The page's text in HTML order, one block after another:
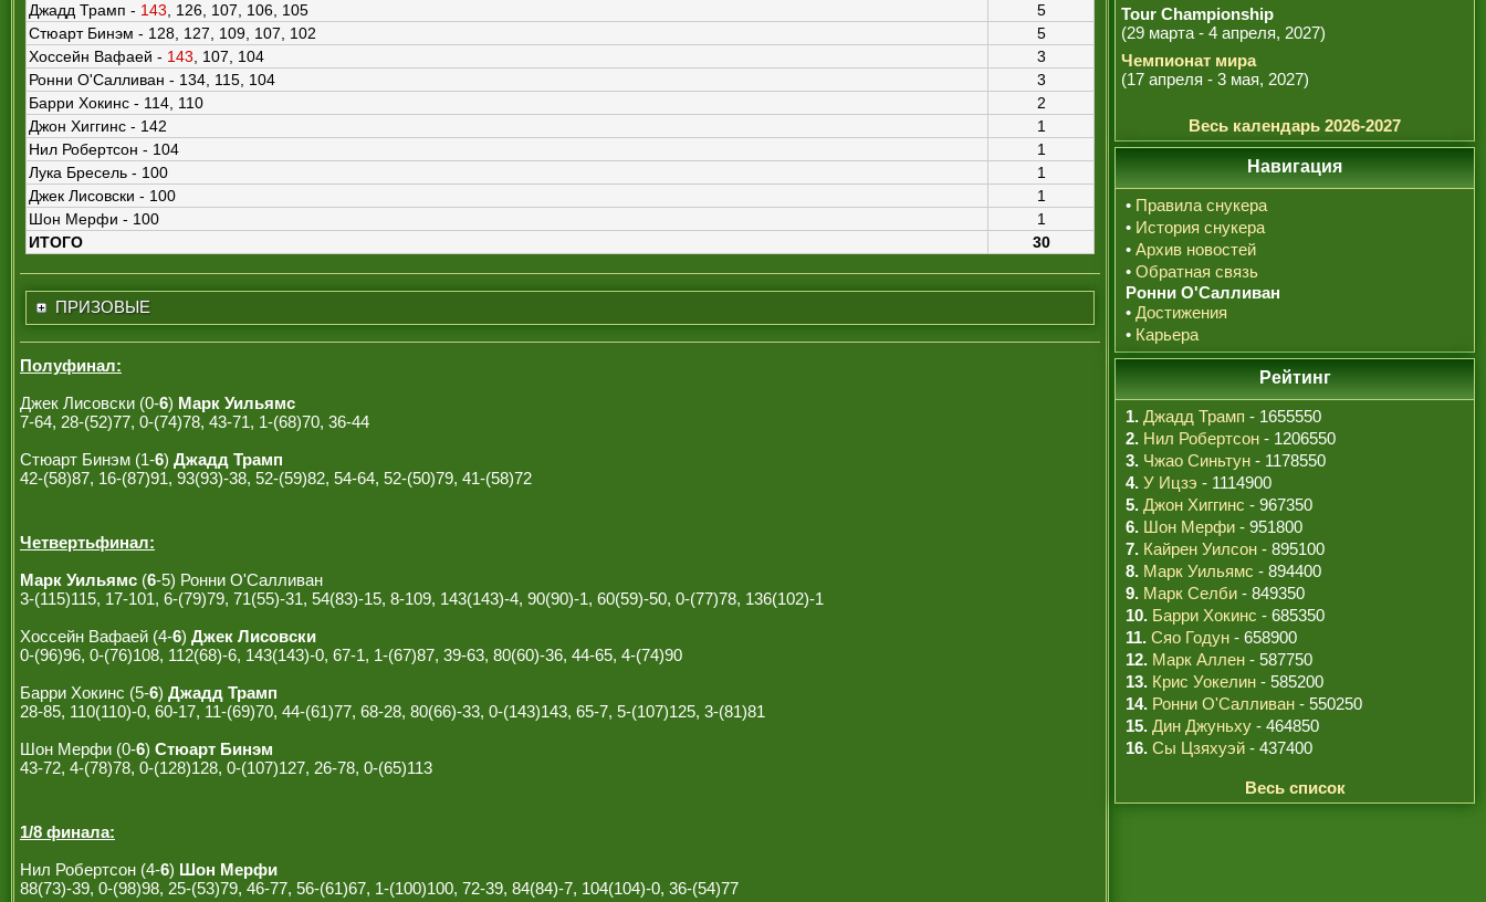
Джадд Трамп - 143 , 126, 107, 106, 105
5
Стюарт Бинэм - 128, 127, 109, 107, 102
5
Хоссейн Вафаей - 143 , 107, 104
3
Ронни О'Салливан - 134, 115, 104
3
Барри Хокинс - 114, 110
2
Джон Хиггинс - 142
1
Нил Робертсон - 104
1
Лука Бресель - 100
1
Джек Лисовски - 100
1
Шон Мерфи - 100
1
ИТОГО
30
ПРИЗОВЫЕ
Полуфинал:
Джек Лисовски (0-6) Марк Уильямс
7-64, 28-(52)77, 0-(74)78, 43-71, 1-(68)70, 36-44
Стюарт Бинэм (1-6) Джадд Трамп
42-(58)87, 16-(87)91, 93(93)-38, 52-(59)82, 54-64, 52-(50)79, 41-(58)72
Четвертьфинал:
Марк Уильямс (6-5) Ронни О'Салливан
3-(115)115, 17-101, 6-(79)79, 71(55)-31, 54(83)-15, 8-109, 143(143)-4, 90(90)-1, 60(59)-50, 0-(77)78, 136(102)-1
Хоссейн Вафаей (4-6) Джек Лисовски
0-(96)96, 0-(76)108, 112(68)-6, 143(143)-0, 67-1, 1-(67)87, 39-63, 80(60)-36, 44-65, 4-(74)90
Барри Хокинс (5-6) Джадд Трамп
28-85, 110(110)-0, 60-17, 11-(69)70, 44-(61)77, 68-28, 80(66)-33, 0-(143)143, 65-7, 5-(107)125, 3-(81)81
Шон Мерфи (0-6) Стюарт Бинэм
43-72, 4-(78)78, 0-(128)128, 0-(107)127, 26-78, 0-(65)113
1/8 финала:
Нил Робертсон (4-6) Шон Мерфи
88(73)-39, 0-(98)98, 25-(53)79, 46-77, 56-(61)67, 1-(100)100, 72-39, 84(84)-7, 104(104)-0, 36-(54)77
Tour Championship
(29 марта - 4 апреля, 2027)
Чемпионат мира
(17 апреля - 3 мая, 2027)
Весь календарь 2026-2027
Навигация
• Правила снукера
• История снукера
• Архив новостей
• Обратная связь
Ронни О'Салливан
• Достижения
• Карьера
Рейтинг
1. Джадд Трамп - 1655550
2. Нил Робертсон - 1206550
3. Чжао Синьтун - 1178550
4. У Ицзэ - 1114900
5. Джон Хиггинс - 967350
6. Шон Мерфи - 951800
7. Кайрен Уилсон - 895100
8. Марк Уильямс - 894400
9. Марк Селби - 849350
10. Барри Хокинс - 685350
11. Сяо Годун - 658900
12. Марк Аллен - 587750
13. Крис Уокелин - 585200
14. Ронни О'Салливан - 550250
15. Дин Джуньху - 464850
16. Сы Цзяхуэй - 437400
Весь список